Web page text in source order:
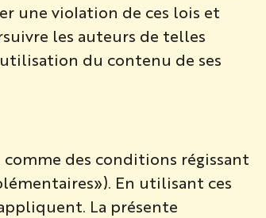
une violation de ces lois et
les auteurs de telles
du contenu de ses
des conditions régissant
En utilisant ces
La présente